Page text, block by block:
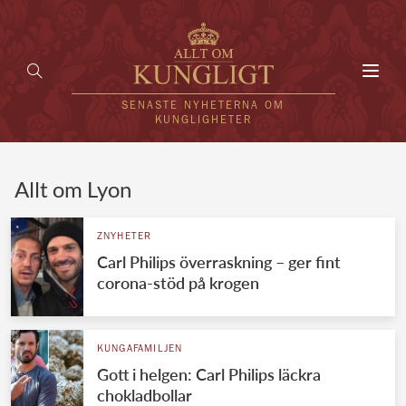
SENASTE NYHETERNA OM
KUNGLIGHETER
UTLÄNDSKT
VÄRLDENS KUNGAHUS
Svenska kungahuset
Brittiska kungahuset
REDAKTION
Allt om Lyon
ZNYHETER
Carl Philips överraskning – ger fint
corona-stöd på krogen
KUNGAFAMILJEN
Gott i helgen: Carl Philips läckra
chokladbollar